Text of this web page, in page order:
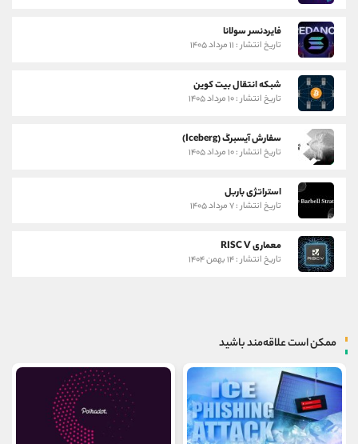
فایردنسر سولانا
تاریخ انتشار : ۱۱ مرداد ۱۴۰۵
شبکه انتقال بیت کوین
تاریخ انتشار : ۱۰ مرداد ۱۴۰۵
سفارش آیسبرگ (Iceberg)
تاریخ انتشار : ۱۰ مرداد ۱۴۰۵
استراتژی باربل
تاریخ انتشار : ۷ مرداد ۱۴۰۵
معماری RISC V
تاریخ انتشار : ۱۴ بهمن ۱۴۰۴
ممکن است علاقه‌مند باشید